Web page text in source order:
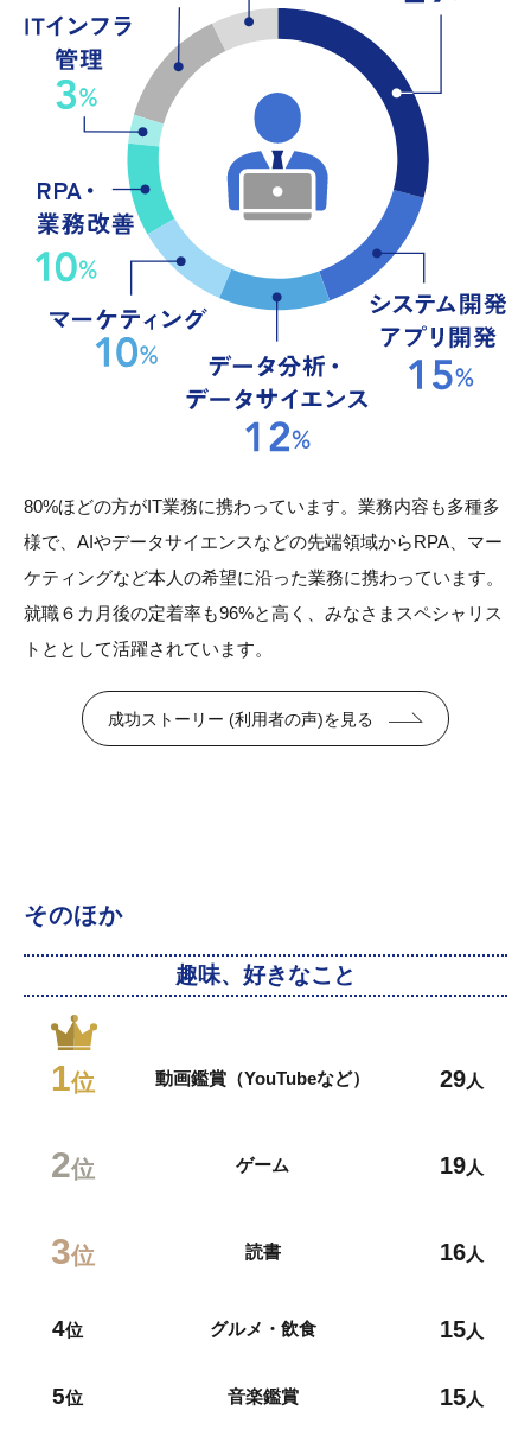
80%ほどの方がIT業務に携わっています。業務内容も多種多
様で、AIやデータサイエンスなどの先端領域からRPA、マー
ケティングなど本人の希望に沿った業務に携わっています。
就職６カ月後の定着率も96%と高く、みなさまスペシャリス
トととして活躍されています。
成功ストーリー (利用者の声)を見る
そのほか
趣味、好きなこと
1位 動画鑑賞（YouTubeなど） 29人
2位 ゲーム 19人
3位 読書 16人
4位 グルメ・飲食 15人
5位 音楽鑑賞 15人